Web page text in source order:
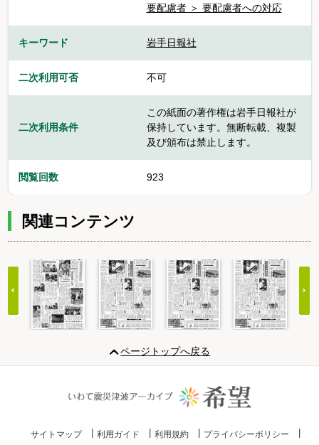
要配慮者 ＞ 要配慮者への対応
キーワード 岩手日報社
二次利用可否 不可
二次利用条件
この紙面の著作権は岩手日報社が
保持しています。無断転載、複製
及び頒布は禁止します。
閲覧回数 923
関連コンテンツ
Item
20
ページトップへ戻る
サイトマップ 利用ガイド 利用規約 プライバシーポリシー